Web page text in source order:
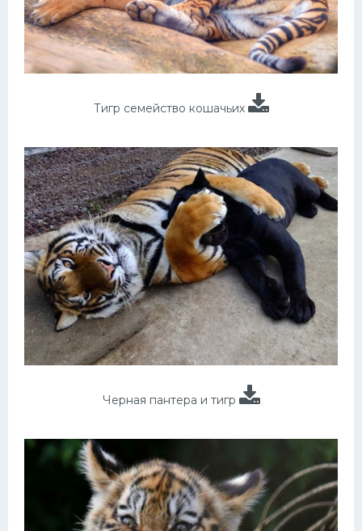
Тигр семейство кошачьих
Черная пантера и тигр